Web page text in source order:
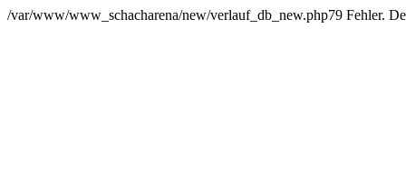
/var/www/www_schacharena/new/verlauf_db_new.php79 Fehler.